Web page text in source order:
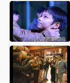
SEVENTEENのリ
アル王子、
JUN(ジュン)の表